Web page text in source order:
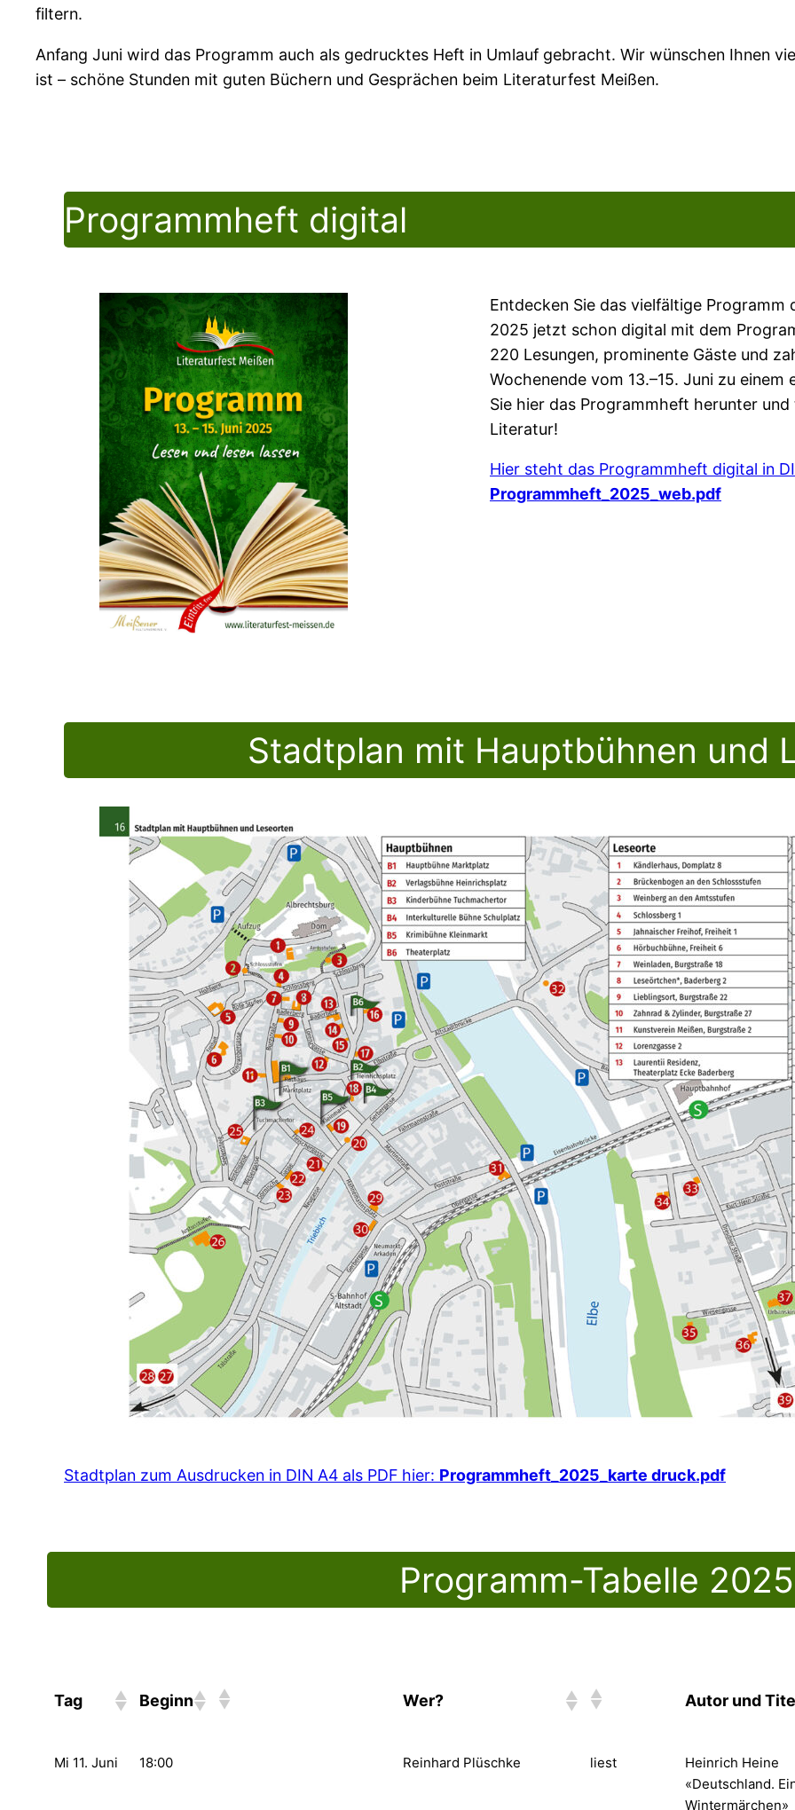
filtern.
Anfang Juni wird das Programm auch als gedrucktes Heft in Umlauf gebracht. Wir wünschen Ihnen
ist – schöne Stunden mit guten Büchern und Gesprächen beim Literaturfest Meißen.
Programmheft digital
Entdecken Sie das vielfältige Programm
2025 jetzt schon digital mit dem
220 Lesungen, prominente Gäste und
Wochenende vom 13.–15. Juni zu einem
Sie hier das Programmheft herunter
Literatur!
Hier steht das Programmheft digital in
Programmheft_2025_web.pdf
Stadtplan mit Hauptbühnen und
Stadtplan zum Ausdrucken in DIN A4 als PDF hier: Programmheft_2025_karte druck.pdf
Programm-Tabelle 2025
Tag Beginn Wer? Autor und
Mi 11. Juni 18:00 Reinhard Plüschke liest
Heinrich Heine
«Deutschland.
Wintermärchen»